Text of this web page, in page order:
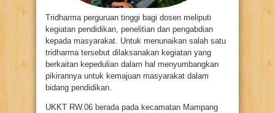
Tridharma perguruan tinggi bagi dosen meliputi
kegiatan pendidikan, penelitian dan pengabdian
kepada masyarakat. Untuk menunaikan salah satu
tridharma tersebut dilaksanakan kegiatan yang
berkaitan kepedulian dalam hal menyumbangkan
pikirannya untuk kemajuan masyarakat dalam
bidang pendidikan.
UKKT RW.06 berada pada kecamatan Mampang